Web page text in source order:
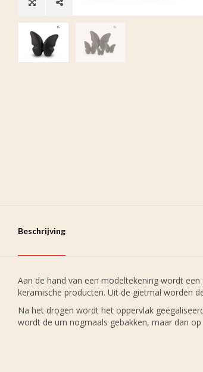
Beschrijving
Aan de hand van een modeltekening wordt
keramische producten. Uit de gietmal worden
Na het drogen wordt het oppervlak
wordt de urn nogmaals gebakken, maar dan op